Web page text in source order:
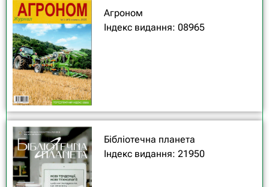
Агроном
Індекс видання: 08965
Бібліотечна планета
Індекс видання: 21950